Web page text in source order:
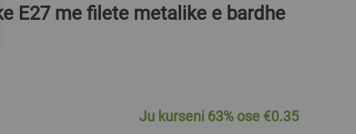
E27 me filete metalike e bardhe
Ju kurseni 63% ose €0.35